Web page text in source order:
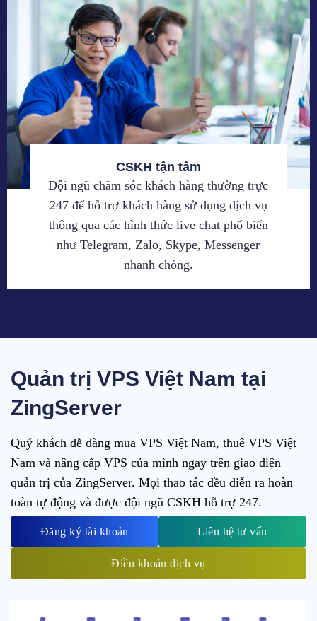
CSKH tận tâm
Đội ngũ chăm sóc khách hàng thường trực
247 để hỗ trợ khách hàng sử dụng dịch vụ
thông qua các hình thức live chat phổ biến
như Telegram, Zalo, Skype, Messenger
nhanh chóng.
Quản trị VPS Việt Nam tại
ZingServer
Quý khách dễ dàng mua VPS Việt Nam, thuê VPS Việt
Nam và nâng cấp VPS của mình ngay trên giao diện
quản trị của ZingServer. Mọi thao tác đều diễn ra hoàn
toàn tự động và được đội ngũ CSKH hỗ trợ 247.
Đăng ký tài khoản Liên hệ tư vấn
Điều khoản dịch vụ